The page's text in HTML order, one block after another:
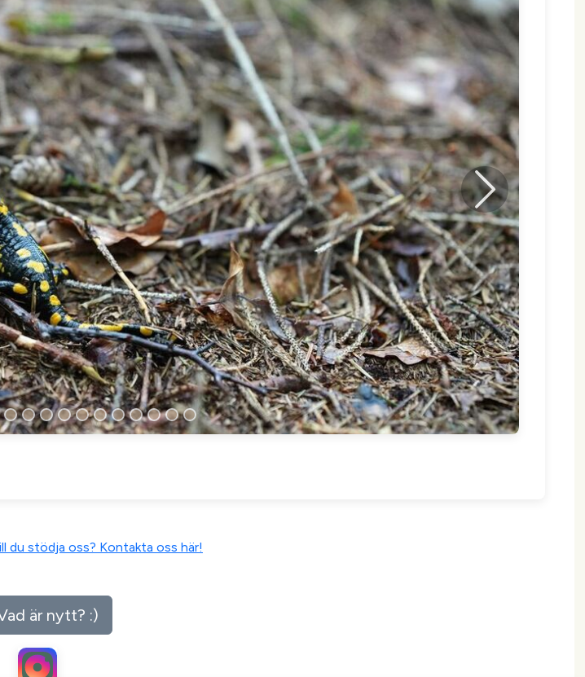
Nästa
du stödja oss? Kontakta oss här!
är nytt? :)